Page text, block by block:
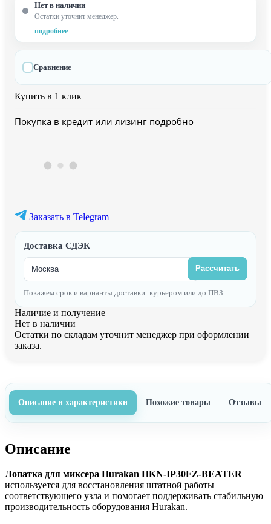
Нет в наличии
Остатки уточнит менеджер.
подробнее
Сравнение
Купить в 1 клик
Покупка в кредит или лизинг подробно
Заказать в Telegram
Доставка СДЭК
Рассчитать
Покажем срок и варианты доставки: курьером или до ПВЗ.
Наличие и получение
Нет в наличии
Остатки по складам уточнит менеджер при оформлении
заказа.
Описание и характеристики Похожие товары Отзывы
Описание
Лопатка для миксера Hurakan HKN-IP30FZ-BEATER
используется для восстановления штатной работы
соответствующего узла и помогает поддерживать стабильную
производительность оборудования Hurakan.